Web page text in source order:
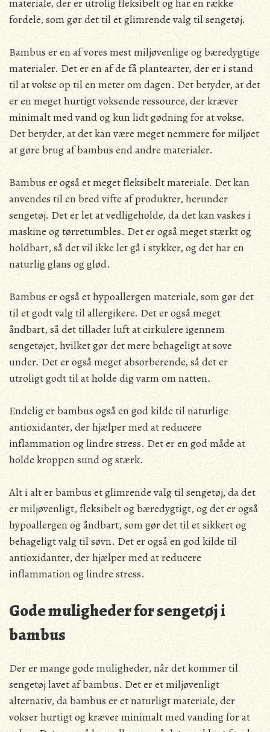
materiale, der er utrolig fleksibelt og har en række
fordele, som gør det til et glimrende valg til sengetøj.
Bambus er en af vores mest miljøvenlige og bæredygtige
materialer. Det er en af de få plantearter, der er i stand
til at vokse op til en meter om dagen. Det betyder, at det
er en meget hurtigt voksende ressource, der kræver
minimalt med vand og kun lidt gødning for at vokse.
Det betyder, at det kan være meget nemmere for miljøet
at gøre brug af bambus end andre materialer.
Bambus er også et meget fleksibelt materiale. Det kan
anvendes til en bred vifte af produkter, herunder
sengetøj. Det er let at vedligeholde, da det kan vaskes i
maskine og tørretumbles. Det er også meget stærkt og
holdbart, så det vil ikke let gå i stykker, og det har en
naturlig glans og glød.
Bambus er også et hypoallergen materiale, som gør det
til et godt valg til allergikere. Det er også meget
åndbart, så det tillader luft at cirkulere igennem
sengetøjet, hvilket gør det mere behageligt at sove
under. Det er også meget absorberende, så det er
utroligt godt til at holde dig varm om natten.
Endelig er bambus også en god kilde til naturlige
antioxidanter, der hjælper med at reducere
inflammation og lindre stress. Det er en god måde at
holde kroppen sund og stærk.
Alt i alt er bambus et glimrende valg til sengetøj, da det
er miljøvenligt, fleksibelt og bæredygtigt, og det er også
hypoallergen og åndbart, som gør det til et sikkert og
behageligt valg til søvn. Det er også en god kilde til
antioxidanter, der hjælper med at reducere
inflammation og lindre stress.
Gode muligheder for sengetøj i
bambus
Der er mange gode muligheder, når det kommer til
sengetøj lavet af bambus. Det er et miljøvenligt
alternativ, da bambus er et naturligt materiale, der
vokser hurtigt og kræver minimalt med vanding for at